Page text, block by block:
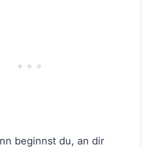
beginnst du, an dir